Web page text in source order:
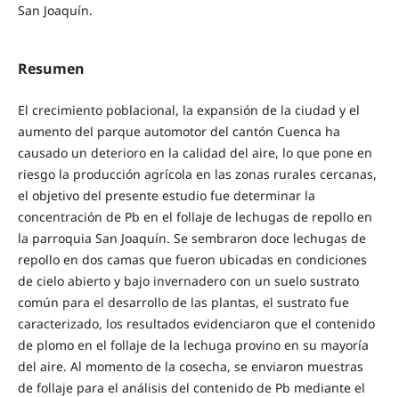
San Joaquín.
Resumen
El crecimiento poblacional, la expansión de la ciudad y el
aumento del parque automotor del cantón Cuenca ha
causado un deterioro en la calidad del aire, lo que pone en
riesgo la producción agrícola en las zonas rurales cercanas,
el objetivo del presente estudio fue determinar la
concentración de Pb en el follaje de lechugas de repollo en
la parroquia San Joaquín. Se sembraron doce lechugas de
repollo en dos camas que fueron ubicadas en condiciones
de cielo abierto y bajo invernadero con un suelo sustrato
común para el desarrollo de las plantas, el sustrato fue
caracterizado, los resultados evidenciaron que el contenido
de plomo en el follaje de la lechuga provino en su mayoría
del aire. Al momento de la cosecha, se enviaron muestras
de follaje para el análisis del contenido de Pb mediante el